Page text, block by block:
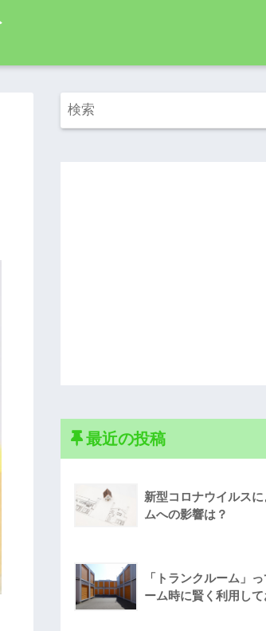
最近の投稿
新型コロナウイルス
ムへの影響は？
「トランクルーム」
ーム時に賢く利用して